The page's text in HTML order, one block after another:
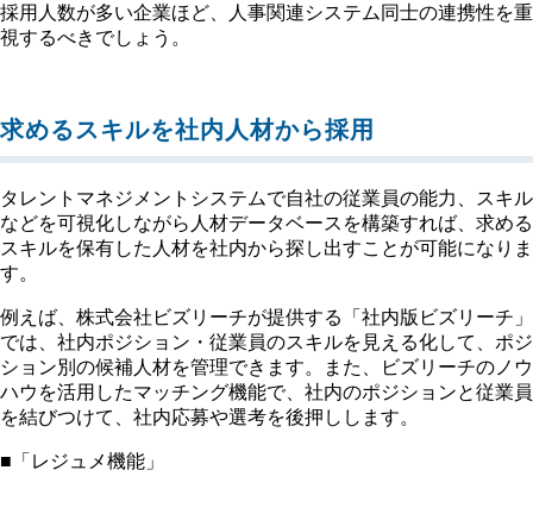
採用人数が多い企業ほど、人事関連システム同士の連携性を重
視するべきでしょう。
求めるスキルを社内人材から採用
タレントマネジメントシステムで自社の従業員の能力、スキル
などを可視化しながら人材データベースを構築すれば、求める
スキルを保有した人材を社内から探し出すことが可能になりま
す。
例えば、株式会社ビズリーチが提供する「社内版ビズリーチ」
では、社内ポジション・従業員のスキルを見える化して、ポジ
ション別の候補人材を管理できます。また、ビズリーチのノウ
ハウを活用したマッチング機能で、社内のポジションと従業員
を結びつけて、社内応募や選考を後押しします。
■「レジュメ機能」